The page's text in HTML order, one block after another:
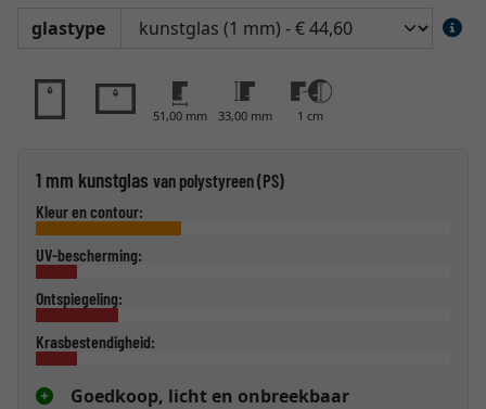
glastype
51,00 mm 33,00 mm 1 cm
1 mm kunstglas van polystyreen (PS)
Kleur en contour:
UV-bescherming:
Ontspiegeling:
Krasbestendigheid:
Goedkoop, licht en onbreekbaar